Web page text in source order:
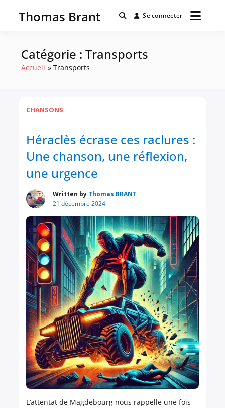
Thomas Brant Se connecter
Catégorie :Transports
Accueil Transports
CHANSONS
Héraclès écrase ces raclures :
Une chanson, une réflexion,
une urgence
Written by Thomas BRANT
21 décembre 2024
L’attentat de Magdebourg nous rappelle une fois